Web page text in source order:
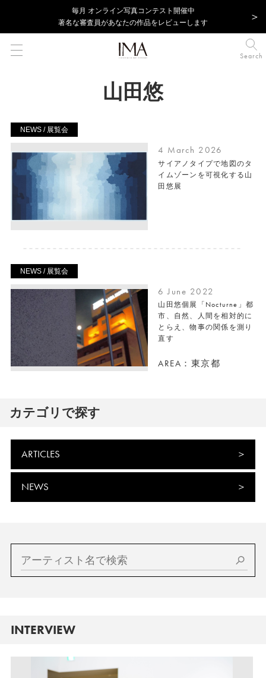
毎⽉ オンライン写真コンテスト開催中
著名な審査員があなたの作品をレビューします
Search
山田悠
NEWS / 展覧会
4 March 2026
サイアノタイプで地図のタ
イムゾーンを可視化する山
田悠展
NEWS / 展覧会
6 June 2022
山田悠個展「Nocturne」都
市、自然、人間を相対的に
とらえ、物事の関係を測り
直す
AREA：東京都
カテゴリで探す
ARTICLES
NEWS
INTERVIEW